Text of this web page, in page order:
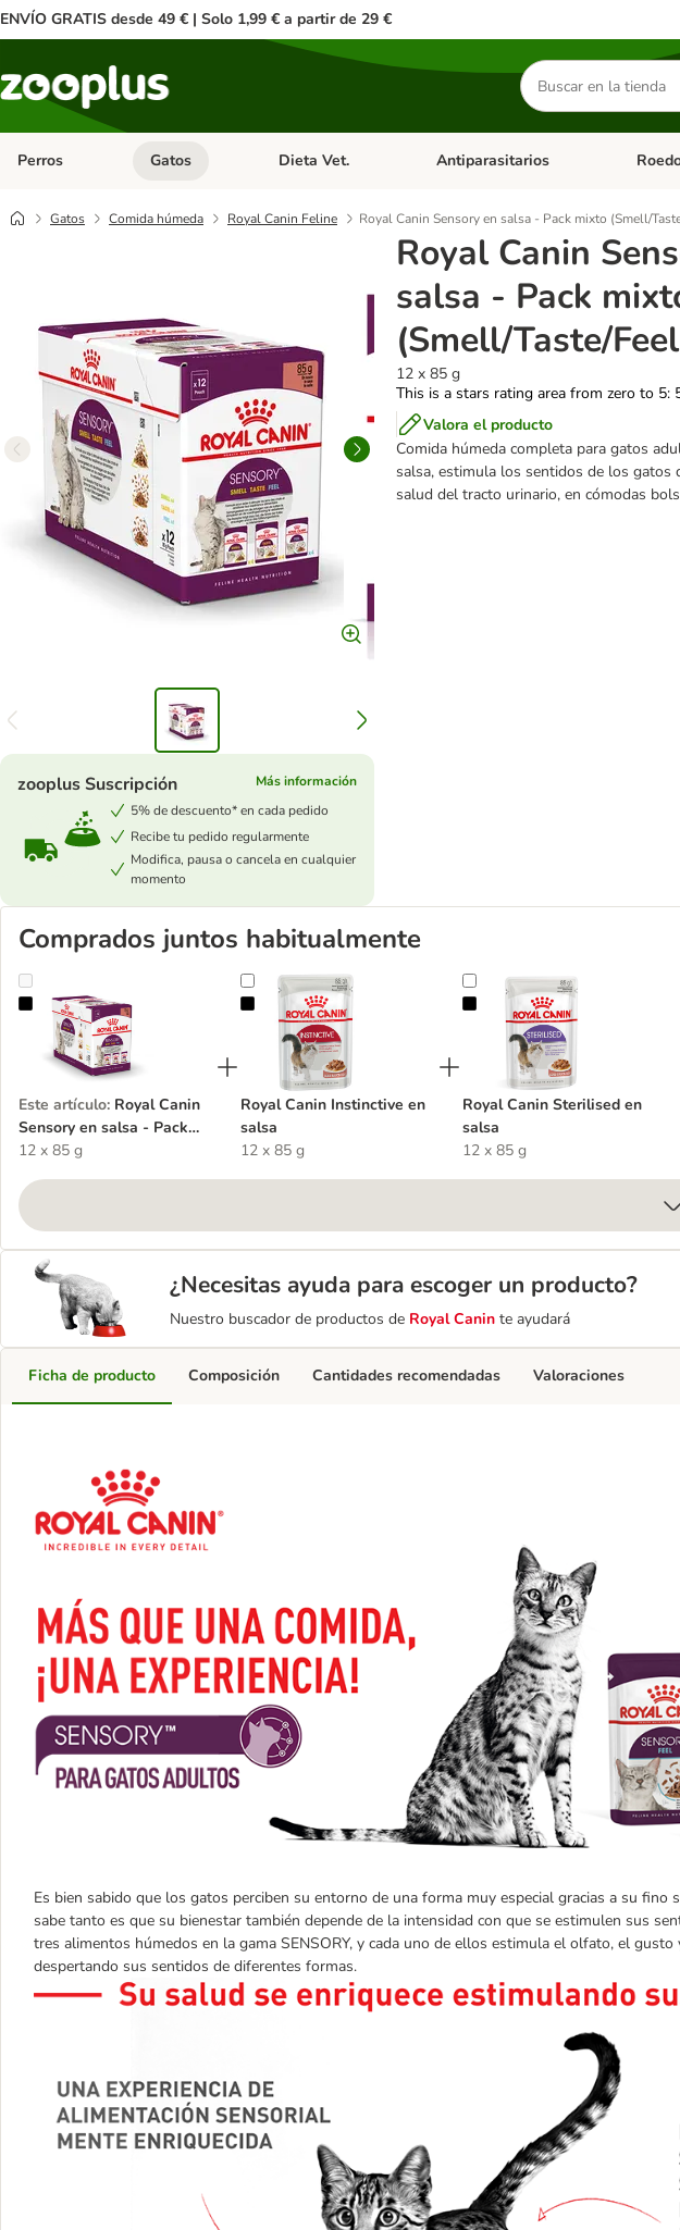
ENVÍO GRATIS desde 49 € | Solo 1,99 € a partir de 29 €
Buscar
productos
Perros Menú de categoria abierto: Perros
Gatos Menú de categoria abierto: Gatos
Dieta Vet. Menú de categoria abierto: Dieta Vet.
Antiparasitarios Menú
Gatos Comida húmeda Royal Canin Feline Royal Canin Sensory en salsa - Pack mixto (Smell/
Royal Canin
salsa - Pack
(Smell/Taste/
12 x 85 g
This is a stars rating area from zero to 5:
Valora el producto
Comida húmeda completa para gatos
salsa, estimula los sentidos de los gatos
salud del tracto urinario, en cómodas
zooplus Suscripción
Más información
5% de descuento* en cada pedido
Recibe tu pedido regularmente
Modifica, pausa o cancela en cualquier
momento
Comprados juntos habitualmente
Royal Canin Sensory en salsa - Pack mixto (Smell/Taste/Feel)
Este artículo: Royal Canin
Sensory en salsa - Pack
mixto (Smell/Taste/Feel)
12 x 85 g
Royal Canin Instinctive en salsa
Royal Canin Instinctive en
salsa
12 x 85 g
Royal Canin Sterilised en salsa
Royal Canin Sterilised en
salsa
12 x 85 g
¿Necesitas ayuda para escoger un producto?
Nuestro buscador de productos de Royal Canin te ayudará
Ficha de producto
Es bien sabido que los gatos perciben su entorno de una forma muy especial gracias a su fino
sabe tanto es que su bienestar también depende de la intensidad con que se estimulen sus
tres alimentos húmedos en la gama SENSORY, y cada uno de ellos estimula el olfato, el gusto
despertando sus sentidos de diferentes formas.
Composición Cantidades recomendadas Valoraciones